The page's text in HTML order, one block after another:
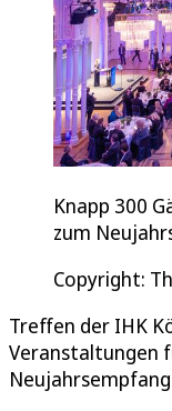
Knapp 300
zum
Copyright:
Treffen der IHK
Veranstaltungen